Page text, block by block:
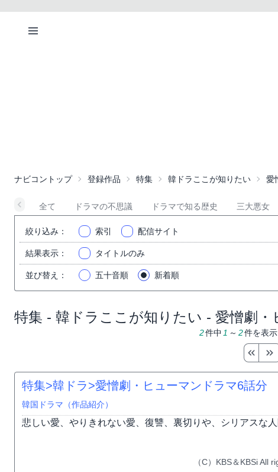
ナビコントップ 登録作品 特集 韓ドラここが知りたい 愛
全て ドラマの不思議 ドラマで知る歴史 三大悪女
絞り込み ： 索引 配信サイト
結果表示 ： タイトルのみ
並び替え ： 五十音順 新着順
特集 - 韓ドラここが知りたい - 愛憎劇・
2件中 1 ～ 2件を表示
特集>韓ドラ>愛憎劇・ヒューマンドラマ6話分
韓国ドラマ（作品紹介）
悲しい愛、やりきれない愛、復讐、裏切りや、シリアスな
（C）KBS＆KBSi All